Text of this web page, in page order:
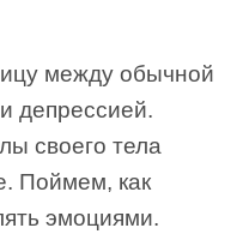
между обычной
депрессией.
своего тела
Поймем, как
эмоциями.